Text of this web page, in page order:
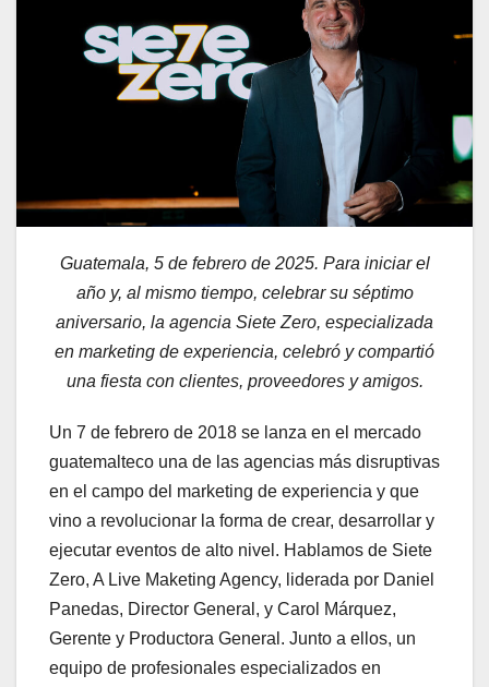
Guatemala, 5 de febrero de 2025. Para iniciar el
año y, al mismo tiempo, celebrar su séptimo
aniversario, la agencia Siete Zero, especializada
en marketing de experiencia, celebró y compartió
una fiesta con clientes, proveedores y amigos.
Un 7 de febrero de 2018 se lanza en el mercado
guatemalteco una de las agencias más disruptivas
en el campo del marketing de experiencia y que
vino a revolucionar la forma de crear, desarrollar y
ejecutar eventos de alto nivel. Hablamos de Siete
Zero, A Live Maketing Agency, liderada por Daniel
Panedas, Director General, y Carol Márquez,
Gerente y Productora General. Junto a ellos, un
equipo de profesionales especializados en